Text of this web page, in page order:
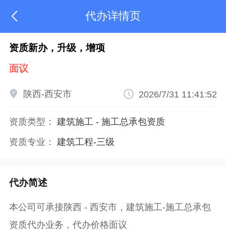
 代办详情页
资质新办，升级，增项
面议
 陕西-西安市  2026/7/31 11:41:52
资质类型： 建筑施工 - 施工总承包资质
资质专业： 建筑工程-三级
代办简述
本公司可承接陕西 - 西安市，建筑施工-施工总承包
资质代办业务，代办价格面议